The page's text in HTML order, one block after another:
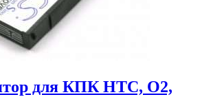
для КПК HTC, O2,